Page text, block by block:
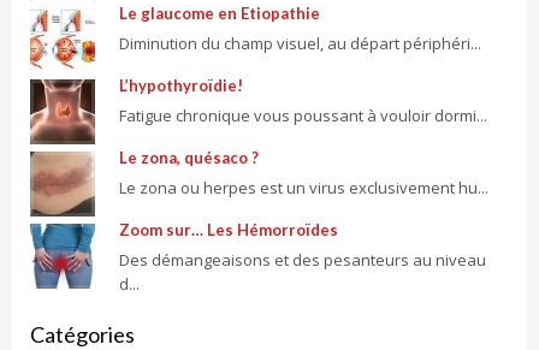
Le glaucome en Etiopathie
Diminution du champ visuel, au départ périphéri...
L’hypothyroïdie!
Fatigue chronique vous poussant à vouloir dormi...
Le zona, quésaco ?
Le zona ou herpes est un virus exclusivement hu...
Zoom sur… Les Hémorroïdes
Des démangeaisons et des pesanteurs au niveau
d...
Catégories